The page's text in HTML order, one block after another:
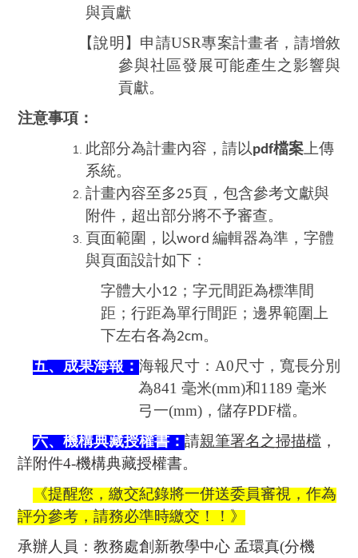
與貢獻
【說明】申請USR專案計畫者，請增敘
參與社區發展可能產生之影響與
貢獻。
注意事項：
此部分為計畫內容，請以pdf檔案上傳
系統。
計畫內容至多25頁，包含參考文獻與
附件，超出部分將不予審查。
頁面範圍，以word 編輯器為準，字體
與頁面設計如下：
字體大小12 ；字元間距為標準間
距；行距為單行間距；邊界範圍上
下左右各為2cm。
五、成果海報： 海報尺寸： A0尺寸，寬長分別
為841 毫米(mm)和1189 毫米
弓一(mm) ，儲存PDF檔。
六、機構典藏授權書： 請親筆署名之掃描檔 ，
詳附件4-機構典藏授權書。
《提醒您，繳交紀錄將一併送委員審視，作為
評分參考，請務必準時繳交！！》
承辦人員：教務處創新教學中心 孟環真(分機